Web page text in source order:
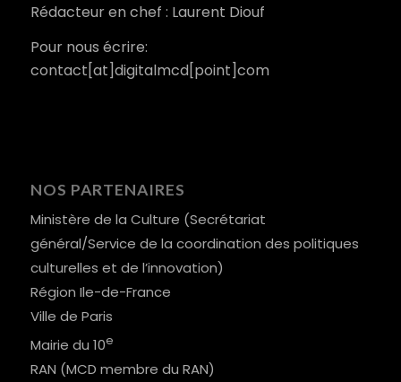
Rédacteur en chef : Laurent Diouf
Pour nous écrire:
contact[at]digitalmcd[point]com
NOS PARTENAIRES
Ministère de la Culture (Secrétariat
général/Service de la coordination des politiques
culturelles et de l’innovation)
Région Ile-de-France
Ville de Paris
Mairie du 10e
RAN (MCD membre du RAN)